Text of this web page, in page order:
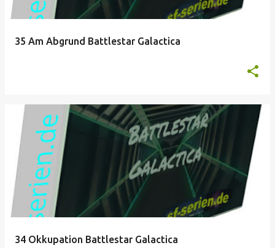
35 Am Abgrund Battlestar Galactica
34 Okkupation Battlestar Galactica